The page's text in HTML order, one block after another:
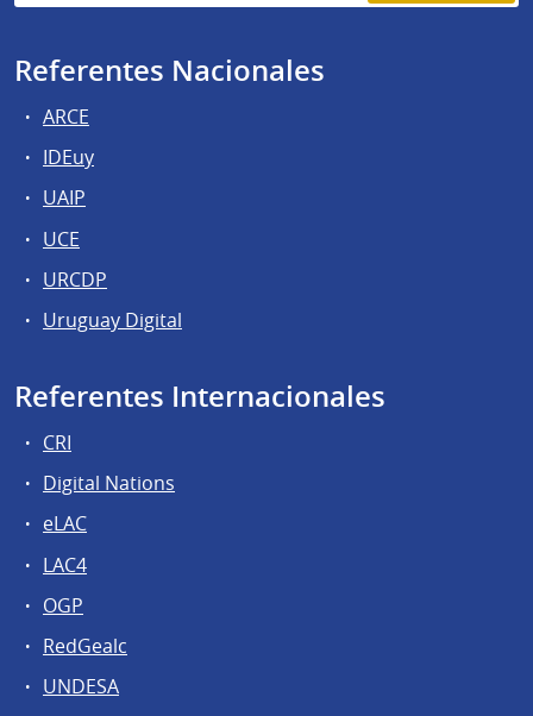
Referentes Nacionales
ARCE
IDEuy
UAIP
UCE
URCDP
Uruguay Digital
Referentes Internacionales
CRI
Digital Nations
eLAC
LAC4
OGP
RedGealc
UNDESA